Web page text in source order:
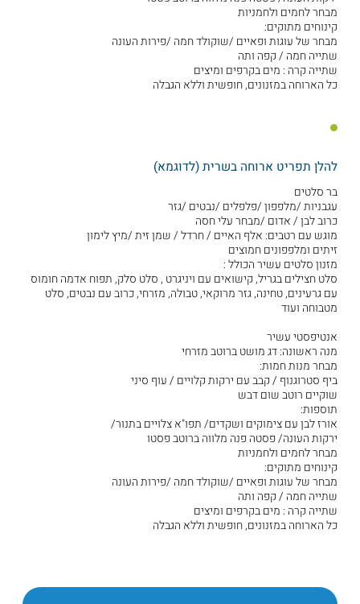
מבחר לחמים ולחמניות
קינוחים מתוקים:
מבחר של עוגות ופאיים /שוקולד חמה /פירות העונה
שתייה חמה / קפה ותה
שתייה קרה : מים בקרפים ומיצים
כל הארוחה במזנונים, חופשית וללא הגבלה
להלן תפריט ארוחה בשרית (לדוגמא)
בר סלטים
עגבניות /מלפפון /פלפלים /נבטים /גזר
כרוב לבן / אדום /מבחר עלי חסה
מוגש עם רטבים: אלף האיים / חרדל / שמן זית /מיץ לימון
זיתים ומלפפונים חמוצים
מזנון סלטים עשיר הכולל :
סלט חצילים בגריל, קישואים עם ויניגרט , סלט סלק, תפוח אדמה חומוס
עם גרעינים, טחינה, גזר מרוקאי, טבולה, מזרחי, כרוב עם נבטים, סלט
מטבוחה ועוד
אנטיפסטי עשיר
מנה ראשונה: דג מושט ברוטב מזרחי
מבחר מנות חמות:
ביף סטרוגנוף / קבב עם ירקות קלויים / עוף סיני
שוקיים רוטב שום דבש
תוספות:
אורז לבן עם צימוקים ושקדים/ תפו"א צלויים בתנור/
ירקות העונה/ פסטה פנה מלווה ברוטב פסטו
מבחר לחמים ולחמניות
קינוחים מתוקים:
מבחר של עוגות ופאיים /שוקולד חמה /פירות העונה
שתייה חמה / קפה ותה
שתייה קרה : מים בקרפים ומיצים
כל הארוחה במזנונים, חופשית וללא הגבלה